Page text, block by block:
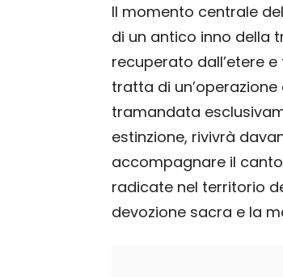
Il momento centrale
di un antico inno della
recuperato dall’etere
tratta di
tramandata
estinzione, rivivrà
accompagnare il
radicate nel territorio
devozione sacra e la